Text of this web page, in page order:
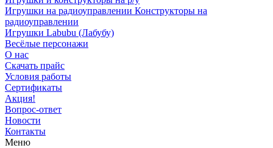
Игрушки на радиоуправлении Конструкторы на
радиоуправлении
Игрушки Labubu (Лабубу)
Весёлые персонажи
О нас
Скачать прайс
Условия работы
Сертификаты
Акция!
Вопрос-ответ
Новости
Контакты
Меню